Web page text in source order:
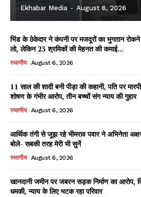
Ekhabar Media - August 6, 2026
भिंड के ठेकेदार ने कंपनी पर मजदूरों का भुगतान रोकने
लो, लेकिन 23 श्रमिकों की मेहनत की कमाई...
स्थानीय August 6, 2026
11 साल की शादी बनी पीड़ा की कहानी, पति पर
शोषण के गंभीर आरोप, तीन बच्चों संग न्याय की गुहार
स्थानीय August 6, 2026
आर्थिक तंगी से जूझ रहे भीमराव पवार ने अभिनेता
बोले- सबकी तरह मेरी भी सुनें
स्थानीय August 6, 2026
खानदानी जमीन पर जबरन सड़क निर्माण का आरोप,
धमकी, न्याय के लिए भटक रहा परिवार